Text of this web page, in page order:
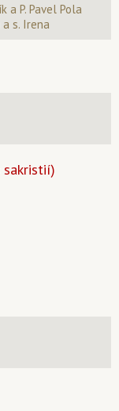
a P. Pavel Pola
a s. Irena
sakristií)